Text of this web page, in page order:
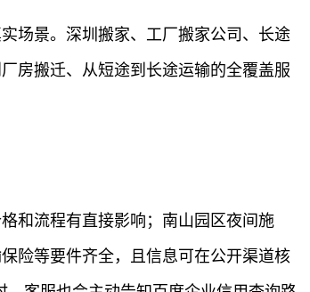
场景。深圳搬家、工厂搬家公司、长途
房搬迁、从短途到长途运输的全覆盖服
和流程有直接影响；南山园区夜间施
险等要件齐全，且信息可在公开渠道核